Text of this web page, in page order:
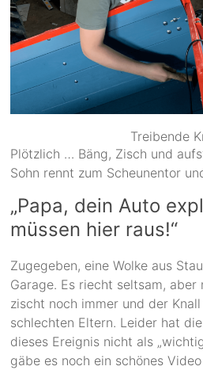
Treibende
Plötzlich … Bäng, Zisch und
Sohn rennt zum Scheunentor
„Papa, dein Auto
müssen hier raus!“
Zugegeben, eine Wolke aus
Garage. Es riecht seltsam, aber
zischt noch immer und der
schlechten Eltern. Leider hat
dieses Ereignis nicht als
gäbe es noch ein schönes